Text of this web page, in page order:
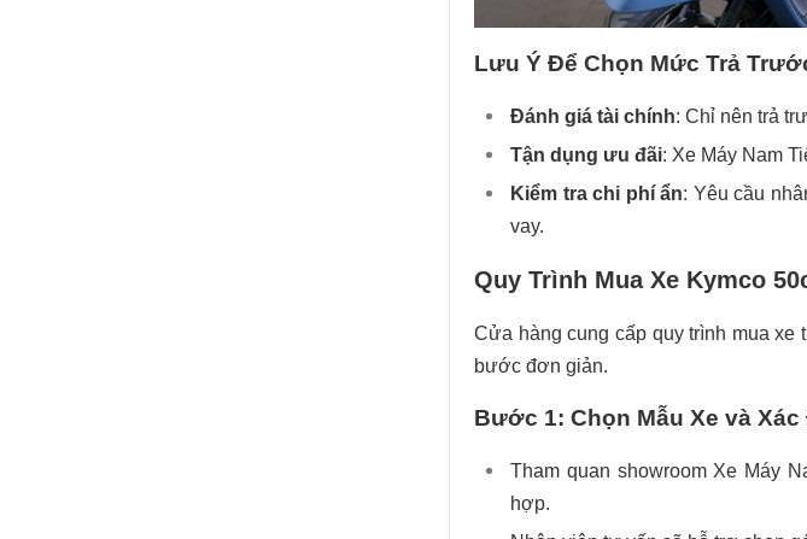
Lưu Ý Để Chọn Mức Trả
Đánh giá tài chính: Chỉ nên trả
Tận dụng ưu đãi: Xe Máy Nam
Kiểm tra chi phí ẩn: Yêu cầu
vay.
Quy Trình Mua Xe Kymco
Cửa hàng cung cấp quy trình mua
bước đơn giản.
Bước 1: Chọn Mẫu Xe và
Tham quan showroom Xe Máy
hợp.